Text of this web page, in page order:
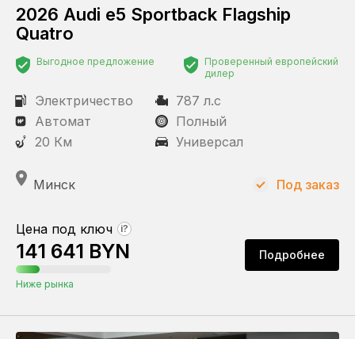
2026 Audi e5 Sportback Flagship
Quatro
Выгодное предложение
Проверенный европейский
дилер
Электричество
787 л.с
Автомат
Полный
20 Км
Универсал
Минск
Цена под ключ ?
141 641 BYN
Ниже рынка
Подробнее
Под заказ